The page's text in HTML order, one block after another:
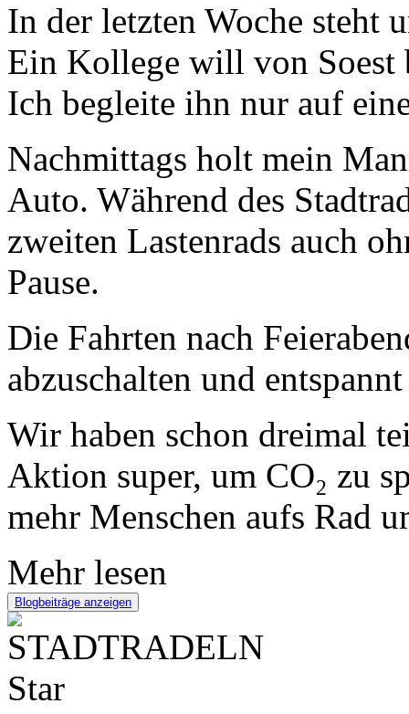
In der letzten Woche steht
Ein Kollege will von Soest
Ich begleite ihn nur auf
Nachmittags holt mein
Auto. Während des
zweiten Lastenrads auch
Pause.
Die Fahrten nach
abzuschalten und
Wir haben schon dreimal
Aktion super, um CO₂ zu
mehr Menschen aufs Rad
Mehr lesen
Blogbeiträge anzeigen